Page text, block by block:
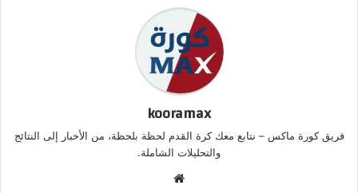
kooramax
فريق كورة ماكس – نتابع معك كرة القدم لحظة بلحظة، من الأخبار إلى النتائج
والتحليلات الشاملة.